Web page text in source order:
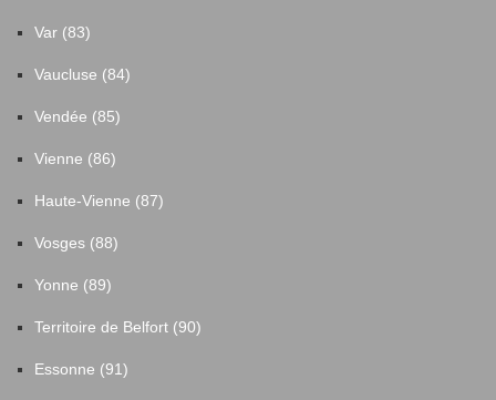
Var (83)
Vaucluse (84)
Vendée (85)
Vienne (86)
Haute-Vienne (87)
Vosges (88)
Yonne (89)
Territoire de Belfort (90)
Essonne (91)